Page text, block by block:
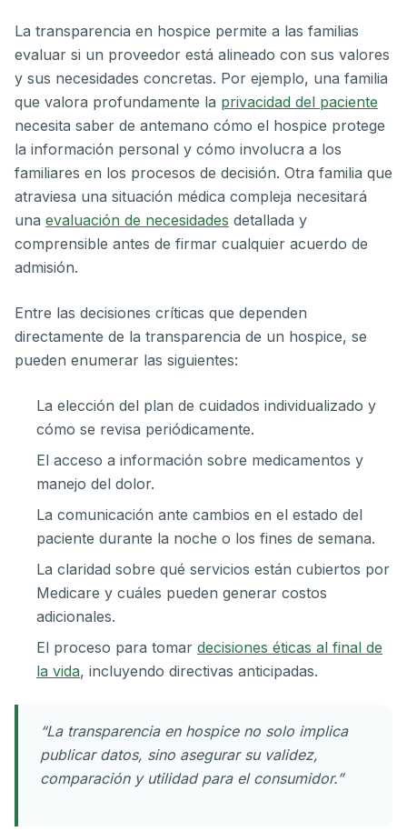
La transparencia en hospice permite a las familias
evaluar si un proveedor está alineado con sus valores
y sus necesidades concretas. Por ejemplo, una familia
que valora profundamente la privacidad del paciente
necesita saber de antemano cómo el hospice protege
la información personal y cómo involucra a los
familiares en los procesos de decisión. Otra familia que
atraviesa una situación médica compleja necesitará
una evaluación de necesidades detallada y
comprensible antes de firmar cualquier acuerdo de
admisión.
Entre las decisiones críticas que dependen
directamente de la transparencia de un hospice, se
pueden enumerar las siguientes:
La elección del plan de cuidados individualizado y
cómo se revisa periódicamente.
El acceso a información sobre medicamentos y
manejo del dolor.
La comunicación ante cambios en el estado del
paciente durante la noche o los fines de semana.
La claridad sobre qué servicios están cubiertos por
Medicare y cuáles pueden generar costos
adicionales.
El proceso para tomar decisiones éticas al final de
la vida, incluyendo directivas anticipadas.
“La transparencia en hospice no solo implica
publicar datos, sino asegurar su validez,
comparación y utilidad para el consumidor.”